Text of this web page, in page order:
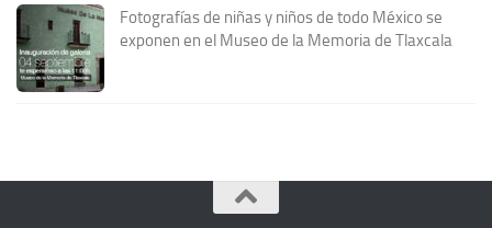
Fotografías de niñas y niños de todo México se
exponen en el Museo de la Memoria de Tlaxcala